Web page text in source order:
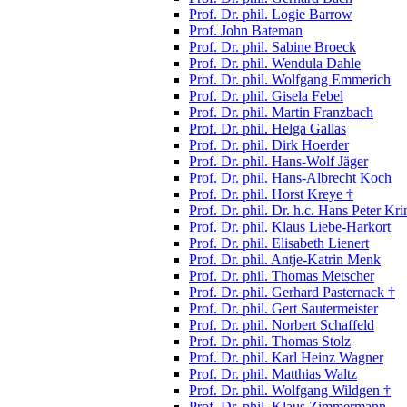
Prof. Dr. phil. Logie Barrow
Prof. John Bateman
Prof. Dr. phil. Sabine Broeck
Prof. Dr. phil. Wendula Dahle
Prof. Dr. phil. Wolfgang Emmerich
Prof. Dr. phil. Gisela Febel
Prof. Dr. phil. Martin Franzbach
Prof. Dr. phil. Helga Gallas
Prof. Dr. phil. Dirk Hoerder
Prof. Dr. phil. Hans-Wolf Jäger
Prof. Dr. phil. Hans-Albrecht Koch
Prof. Dr. phil. Horst Kreye †
Prof. Dr. phil. Dr. h.c. Hans Peter
Prof. Dr. phil. Klaus Liebe-Harkort
Prof. Dr. phil. Elisabeth Lienert
Prof. Dr. phil. Antje-Katrin Menk
Prof. Dr. phil. Thomas Metscher
Prof. Dr. phil. Gerhard Pasternack †
Prof. Dr. phil. Gert Sautermeister
Prof. Dr. phil. Norbert Schaffeld
Prof. Dr. phil. Thomas Stolz
Prof. Dr. phil. Karl Heinz Wagner
Prof. Dr. phil. Matthias Waltz
Prof. Dr. phil. Wolfgang Wildgen †